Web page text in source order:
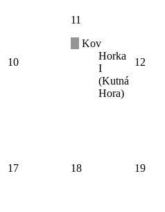
10
11
Kov
Horka
I
(Kutná
Hora)
12
17 18 19